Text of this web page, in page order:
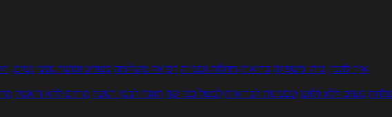
איך להכין בית ומשפחה בריאות מחלות ובעיות רפואה משלימה ספורט וכושר גופני נשים,
טעים ללא גלוטן טבעונות לבריאות לבשל כמו שף תזונה לבטן רגועה מרזים ללא דיאטה